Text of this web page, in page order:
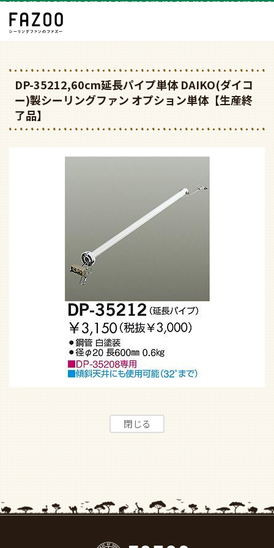
DP-35212,60cm延長パイプ単体 DAIKO(ダイコ
ー)製シーリングファン オプション単体【生産終
了品】